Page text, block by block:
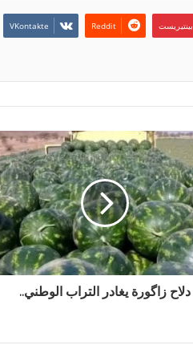
بينتيريست
دلاح زاگورة يغادر التراب الوطني..